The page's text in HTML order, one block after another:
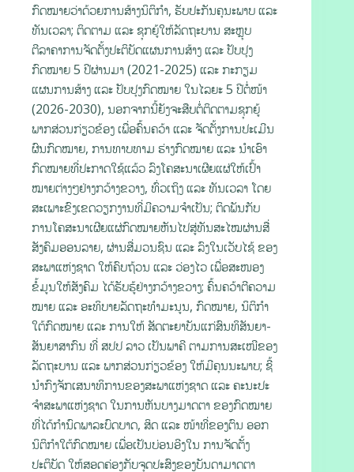
ກົດໝາຍວ່າດ້ວຍການສ້າງນິຕິກຳ, ຮັບປະກັນຄຸນະພາບ ແລະ
ທັນເວລາ; ຕິດຕາມ ແລະ ຊຸກຍູ້ໃຫ້ລັດຖະບານ ສະຫຼຸບ
ຕີລາຄາການຈັດຕັ້ງປະຕິບັດແຜນການສ້າງ ແລະ ປັບປຸງ
ກົດໝາຍ 5 ປີຜ່ານມາ (2021-2025) ແລະ ກະກຽມ
ແຜນການສ້າງ ແລະ ປັບປຸງກົດໝາຍ ໃນໄລຍະ 5 ປີຕໍ່ໜ້າ
(2026-2030), ນອກຈາກນີ້ຍັງຈະສືບຕໍ່ຕິດຕາມຊຸກຍູ້
ພາກສ່ວນກ່ຽວຂ້ອງ ເພື່ອຄົ້ນຄວ້າ ແລະ ຈັດຕັ້ງການປະເມີນ
ຜົນກົດໝາຍ, ການທາບທາມ ຮ່າງກົດໝາຍ ແລະ ນໍາເອົາ
ກົດໝາຍທີ່ປະກາດໃຊ້ແລ້ວ ລົງໂຄສະນາເຜີຍແຜ່ໃຫ້ເປົ້າ
ໝາຍຕ່າງໆຢ່າງກວ້າງຂວາງ, ທົ່ວເຖິງ ແລະ ທັນເວລາ ໂດຍ
ສະເພາະຂົງເຂດວຽກງານທີ່ມີຄວາມຈຳເປັນ; ຕິດພັນກັບ
ການໂຄສະນາເຜີຍແຜ່ກົດໝາຍຫັນໄປສູ່ທັນສະໄໝຜ່ານສື່
ສັງຄົມອອນລາຍ, ຜ່ານສື່ມວນຊົນ ແລະ ລົງໃນເວັບໄຊ້ ຂອງ
ສະພາແຫ່ງຊາດ ໃຫ້ຄົບຖ້ວນ ແລະ ວ່ອງໄວ ເພື່ອສະໜອງ
ຂໍ້ມູນໃຫ້ສັງຄົມ ໄດ້ຮັບຮູ້ຢ່າງກວ້າງຂວາງ; ຄົ້ນຄວ້າຕີຄວາມ
ໝາຍ ແລະ ອະທິບາຍລັດຖະທໍາມະນູນ, ກົດໝາຍ, ນິຕິກຳ
ໃຕ້ກົດໝາຍ ແລະ ການໃຫ້ ສັດຕະຍາບັນແກ່ສົນທິສັນຍາ-
ສັນຍາສາກົນ ທີ່ ສປປ ລາວ ເປັນພາຄີ ຕາມການສະເໜີຂອງ
ລັດຖະບານ ແລະ ພາກສ່ວນກ່ຽວຂ້ອງ ໃຫ້ມີຄຸນນະພາບ; ຊີ້
ນໍາກົງຈັກເສນາທິການຂອງສະພາແຫ່ງຊາດ ແລະ ຄະນະປະ
ຈໍາສະພາແຫ່ງຊາດ ໃນການຫັນບາງມາດຕາ ຂອງກົດໝາຍ
ທີ່ໄດ້ກຳນົດພາລະບົດບາດ, ສິດ ແລະ ໜ້າທີ່ຂອງຕົນ ອອກ
ນິຕິກຳໃຕ້ກົດໝາຍ ເພື່ອເປັນບ່ອນອີງໃນ ການຈັດຕັ້ງ
ປະຕິບັດ ໃຫ້ສອດຄ່ອງກັບຈຸດປະສົງຂອງບັນດາມາດຕາ